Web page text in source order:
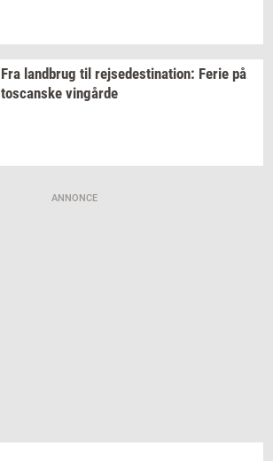
Fra land­brug til rej­se­desti­na­tion: Ferie på
toscan­ske vin­går­de
ANNONCE